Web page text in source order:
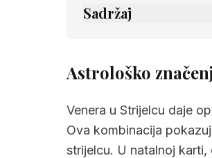
Sadržaj
Astrološko
Venera u Strijelcu daje
Ova kombinacija
strijelcu. U natalnoj